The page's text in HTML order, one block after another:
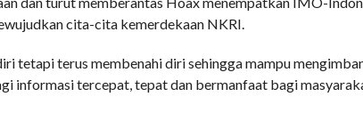
cita-cita kemerdekaan NKRI.
tetapi terus membenahi diri sehingga mampu
informasi tercepat, tepat dan bermanfaat bagi